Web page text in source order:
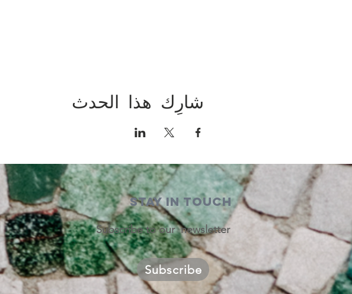
شارِك هذا الحدث
STAY IN TOUCH
Subscribe to our newsletter
Subscribe